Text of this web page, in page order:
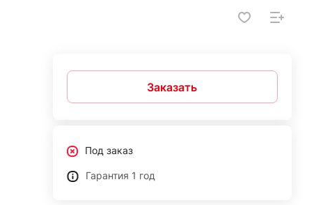
Заказать
Под заказ
Гарантия 1 год